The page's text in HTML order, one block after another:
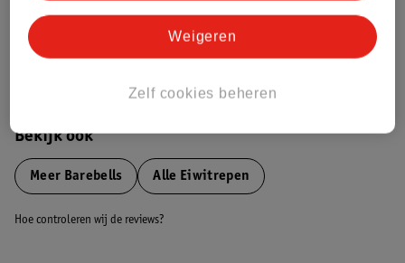
Bekijk ook
Meer Barebells Alle Eiwitrepen
Hoe controleren wij de reviews?
Zelf cookies beheren
Weigeren